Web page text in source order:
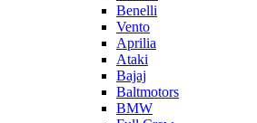
Benelli
Vento
Aprilia
Ataki
Bajaj
Baltmotors
BMW